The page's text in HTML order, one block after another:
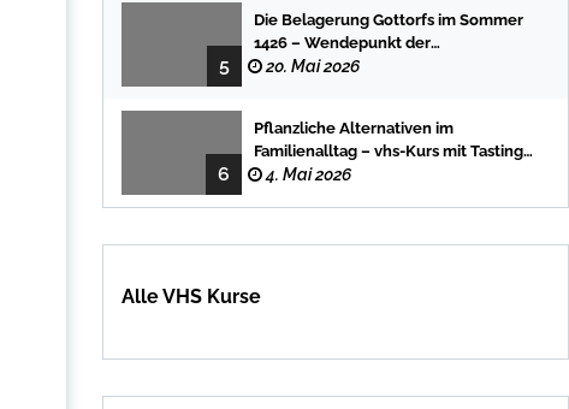
5
Die Belagerung Gottorfs im Sommer
1426 – Wendepunkt der
Landesgeschichte
20. Mai 2026
6
Pflanzliche Alternativen im
Familienalltag – vhs-Kurs mit Tasting
und einfachen DIY-Rezepten
4. Mai 2026
Alle VHS Kurse